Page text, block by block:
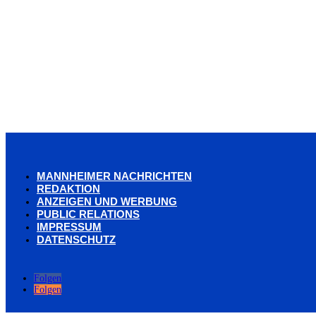
MANNHEIMER NACHRICHTEN
REDAKTION
ANZEIGEN UND WERBUNG
PUBLIC RELATIONS
IMPRESSUM
DATENSCHUTZ
Folgen
Folgen